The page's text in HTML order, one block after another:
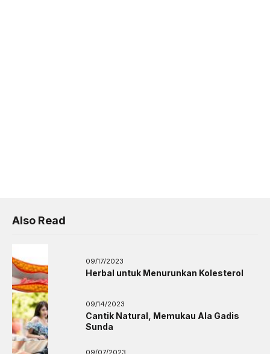
Also Read
09/17/2023
Herbal untuk Menurunkan Kolesterol
09/14/2023
Cantik Natural, Memukau Ala Gadis
Sunda
09/07/2023